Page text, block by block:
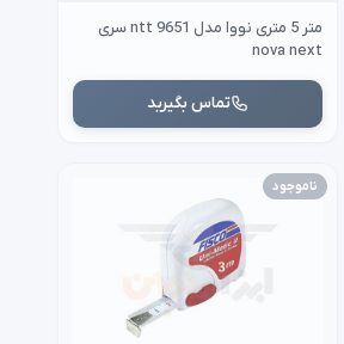
متر 5 متری نووا مدل ntt 9651 سری
nova next
تماس بگیرید
ناموجود